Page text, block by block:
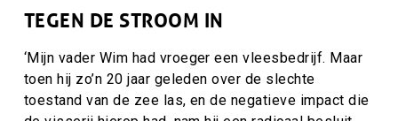
TEGEN DE STROOM IN
‘Mijn vader Wim had vroeger een vleesbedrijf. Maar
toen hij zo’n 20 jaar geleden over de slechte
toestand van de zee las, en de negatieve impact die